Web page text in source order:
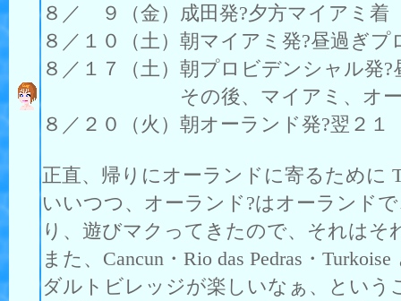
８／ ９（金）成田発?夕方マイアミ
８／１０（土）朝マイアミ発?昼過ぎ
８／１７（土）朝プロビデンシャル
その後、マイアミ、オーラ
８／２０（火）朝オーランド発?翌２１
正直、帰りにオーランドに寄るために
いいつつ、オーランド?はオーランド
り、遊びマクってきたので、それはそ
また、Cancun・Rio das Pedras・
ダルトビレッジが楽しいなぁ、という